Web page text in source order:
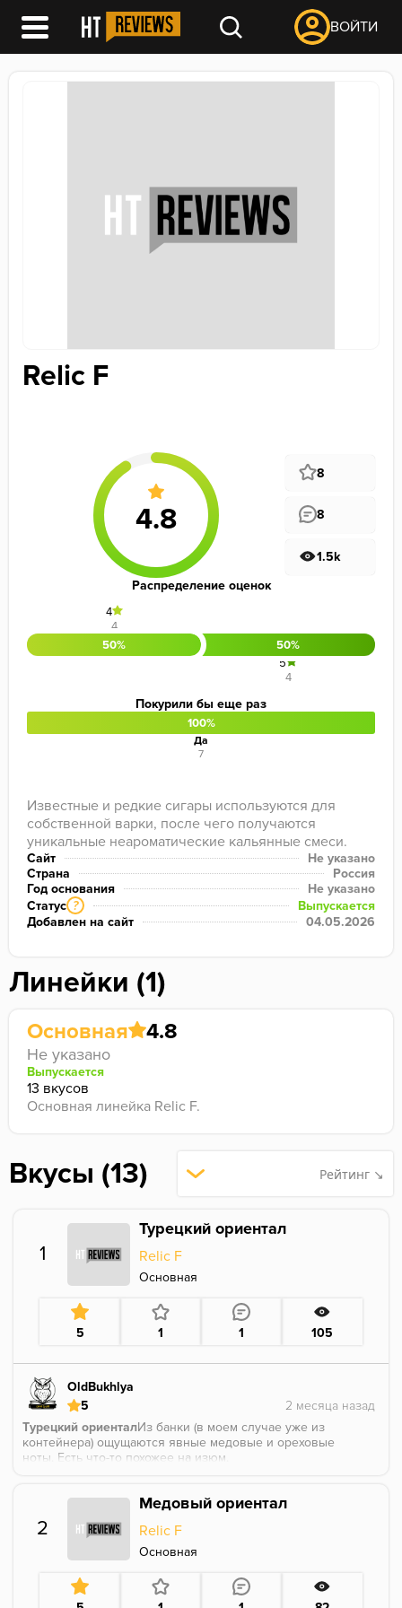
ВОЙТИ
Relic F
Известные и редкие сигары используются для
собственной варки, после чего получаются
уникальные неароматические кальянные смеси.
Сайт
Не указано
Страна
Россия
Год основания
Не указано
Статус ?
Выпускается
Добавлен на сайт
04.05.2026
8
8
1.5k
Распределение оценок
50%
4
4
50%
5
4
Покурили бы еще раз
100%
Да
7
Линейки (1)
Основная 4.8
Не указано
Выпускается
13 вкусов
Основная линейка Relic F.
Вкусы (13) Рейтинг ↘
1
Турецкий ориентал
Relic F
Основная
5 1 1 105
OldBukhlya
5
Турецкий ориенталИз банки (в моем случае уже из
контейнера) ощущаются явные медовые и ореховые
ноты. Есть что-то похожее на изюм.
Забиваем, греем
Мммммм
Это вам не моносорты, очень плотный аромат,
чувствуются сладкие сухофрукты, как-будто семечки
или орехи. Это очень вкусно. Я улавливаю курагу,
причем не фоном, а такую прям мясистую.
2
Медовый ориентал
Relic F
Основная